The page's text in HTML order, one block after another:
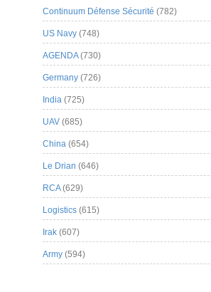
Continuum Défense Sécurité (782)
US Navy (748)
AGENDA(730)
Germany (726)
India (725)
UAV (685)
China (654)
Le Drian (646)
RCA(629)
Logistics (615)
Irak (607)
Army (594)